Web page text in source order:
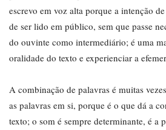
escrevo em voz alta porque a intenção
de ser lido em público, sem que passe
do ouvinte como intermediário; é uma
oralidade do texto e experienciar a
A combinação de palavras é muitas
as palavras em si, porque é o que dá a
texto; o som é sempre determinante, é a